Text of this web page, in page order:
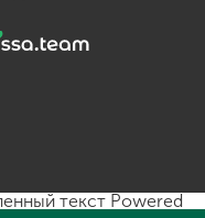
текст Powered